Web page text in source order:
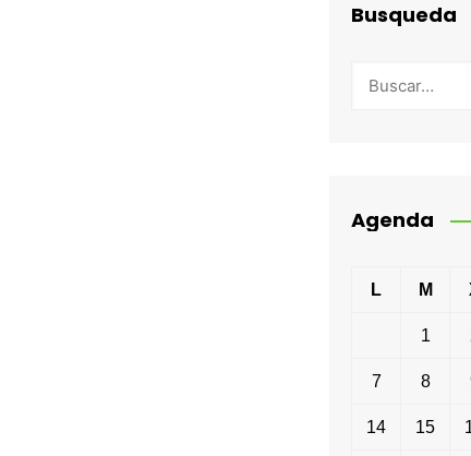
Busqueda
Agenda
L M
1
7 8
14 15